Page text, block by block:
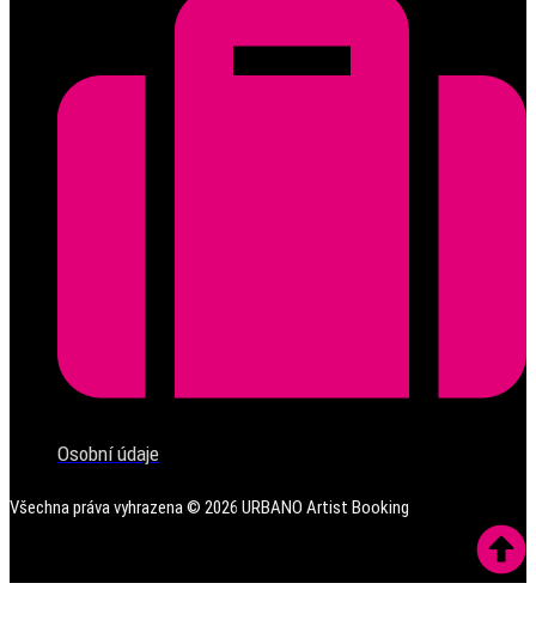
Osobní údaje
Všechna práva vyhrazena © 2026 URBANO Artist Booking